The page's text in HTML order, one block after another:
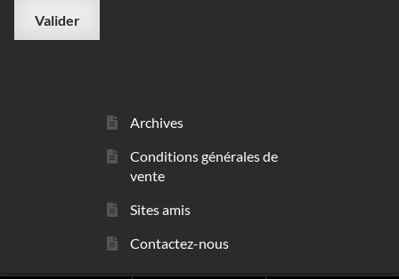
Archives
Conditions générales de
vente
Sites amis
Contactez-nous